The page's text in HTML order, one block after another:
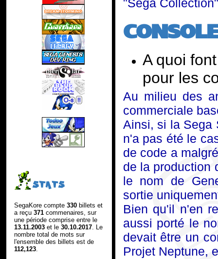
"Sega
A quoi
pour les
Au milieu des
commerciale
Ainsi, si la Sega
n'a pas été le
de code a
de la production
le nom de
sortie
Bien qu'il n'en
aussi porté le
devait être un
Projet Neptune,
STATS
SegaKore compte 330billets et
a reçu 371commenaires, sur
une période comprise entre le
13.11.2003et le 30.10.2017. Le
nombre total de mots sur
l'ensemble des billets est de
112,123.